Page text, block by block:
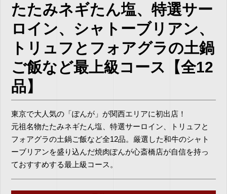
たたみネギたん塩、特選サー
ロイン、シャトーブリアン、
トリュフとフォアグラの土鍋
ご飯など最上級コース【全12
品】
東京で大人気の「ぽんが」が関西エリアに初出店！
元祖名物たたみネギたん塩、特選サーロイン、トリュフと
フォアグラの土鍋ご飯など全12品。厳選した和牛のシャト
ーブリアンを盛り込んだ焼肉ぽんが心斎橋店が自信を持っ
ておすすめする最上級コース。